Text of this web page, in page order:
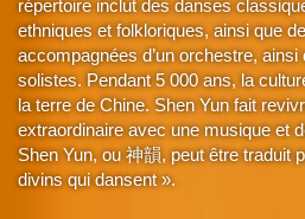
répertoire inclut des danses
ethniques et folkloriques, ainsi que
accompagnées d’un orchestre,
solistes. Pendant 5 000 ans, la
la terre de Chine. Shen Yun fait
extraordinaire avec une musique et
Shen Yun, ou 神韻, peut être traduit
divins qui dansent ».